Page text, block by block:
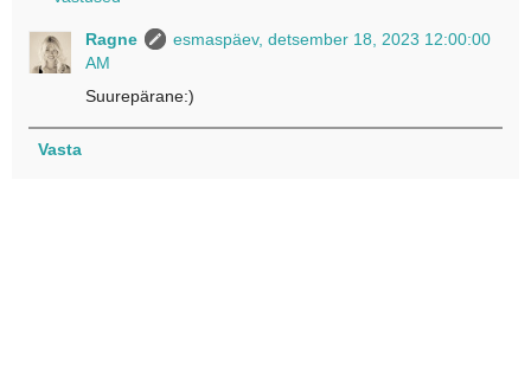
Ragne
esmaspäev, detsember 18, 2023 12:00:00
AM
Suurepärane:)
Vasta